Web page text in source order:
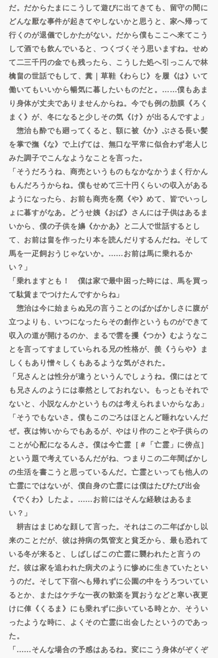
だ。だからたまにこうして遊びに出てきても、留守の間に
どんな厭な事件が起きてやしないかと思うと、家へ帰って
行くのが退儀でしかたがない。だから僕もここへ来てこう
して酒でも飲んでいると、つくづくそう思いますね。せめ
て二三千円の金でも残ったら、こうした処へ引っこんで林
檎畠の世話でもして、糞｜草鞋《わらじ》を履《は》いて
働いてもいいから暢気に暮したいものだと。……僕もあま
り身体が丈夫でありませんからね。今でも例の肋膜《ろく
まく》が、冬になると少しその気《け》が出るんですよ」
惣治も酔でも廻ってくると、額に被《か》ぶさる長い髪
を掌で撫《な》で上げては、無口な平常に似合わず老人じ
みた調子でこんなようなことを言った。
「そうだろうね、商売というものもなかなかうまく行かん
もんだろうからね。僕もせめて三十円くらいの収入がある
ようになったら、お前も商売を廃《や》めて、皆でいっし
ょに暮すがなあ。どうせ姨《おば》さんには子供はあるま
いから、僕の子供を嬶《かかあ》と二人で世話するとし
て、お前は畠を作ったり本を読んだりするんだね。そして
馬を一疋飼おうじゃないか。……お前は馬に乗れるか
い？」
「乗れますとも！ 僕は家で最中困った時には、馬を買っ
て駄賃までつけたんですからね」
惣治は今に始まらぬ兄の言うことのばかばかしさに腹が
立つよりも、いつになったらその創作というものができて
収入の道が開けるのか、まるで雲を攫《つか》むようなこ
とを言ってすましていられる兄の性格が、羨《うらや》ま
しくもあり憎々しくもあるような気がされた。
「兄さんとは性分が違うというんでしょうね。僕にはとて
も兄さんのようには泰然としておれない。もっともそれで
ないと、小説なんかというものは考えられまいからなあ」
「そうでもないさ。僕もこのごろはほとんど睡れないんだ
ぜ。夜は怖いからでもあるが、やはり作のことや子供らの
ことが心配になるんさ。僕は今亡霊［＃「亡霊」に傍点］
という題で考えているんだがね、つまりこの二年間ばかし
の生活を書こうと思っているんだ。亡霊といっても他人の
亡霊にではないが、僕自身の亡霊には僕はたびたび出会
《でくわ》したよ。……お前にはそんな経験はあるま
い？」
耕吉はまじめな顔して言った。それはこの二年ばかし以
来のことだが、彼は持病の気管支と貧乏から、最も恐れて
いる冬が来ると、しばしばこの亡霊に襲われたと言うの
だ。彼は家を追われた病犬のように惨めに生きていたとい
うのだ。そして下宿へも帰れずに公園の中をうろついてい
るとか、またはケチな一夜の歓楽を買おうなどと寒い夜更
けに俥《くるま》にも乗れずに歩いている時とか、そうい
ったような時に、よくその亡霊に出会したというのであっ
た。
「……そんな場合の予感はあるね。変にこう身体がぞくぞ